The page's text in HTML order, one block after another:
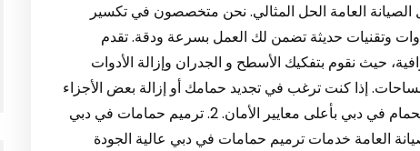
لأعمال الصيانة العامة الحل المثالي. نحن متخصصون في تكسير
وتقنيات حديثة تضمن لك العمل بسرعة ودقة. تقدم
حيث نقوم بتفكيك الأسطح و الجدران وإزالة الأدوات
إذا كنت ترغب في تجديد حمامك أو إزالة بعض الأجزاء
المتضررة، فنحن نوفر لك أفضل خدمات تكسير الحمام في دبي بأعلى معايير الأمان. 2. ترميم حمامات في دبي
الصيانة العامة خدمات ترميم حمامات في دبي عالية الجودة